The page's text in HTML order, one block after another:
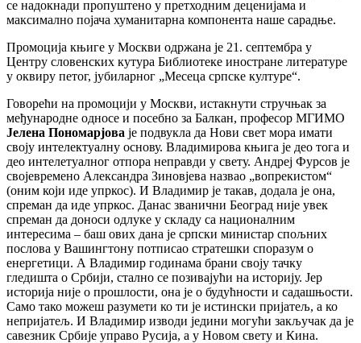
се надокнади пропуштено у претходним деценијама и
максимално појача хуманитарна компонента наше сарадње.
Промоција књиге у Москви одржана је 21. септембра у
Центру словенских кутура Библиотеке иностране литературе
у оквиру петог, јубиларног „Месеца српске културе“.
Говорећи на промоцији у Москви, истакнути стручњак за
међународне односе и посебно за Балкан, професор МГИМО
Јелена Пономарјова је подвукла да Нови свет мора имати
своју интелектуалну основу. Владимирова књига је део тога и
део интелетуалног отпора неправди у свету. Андреј Фурсов је
својевремено Александра Зиновјева назвао „вопрекистом“
(оним који иде упркос). И Владимир је такав, додала је она,
спреман да иде упркос. Данас званични Београд није увек
спреман да доноси одлуке у складу са националним
интересима – баш ових дана је српски министар спољних
послова у Вашингтону потписао стратешки споразум о
енергетици. А Владимир годинама брани своју тачку
гледишта о Србији, стално се позивајући на историју. Јер
историја није о прошлости, она је о будућности и садашњости.
Само тако можеш разумети ко ти је истински пријатељ, а ко
непријатељ. И Владимир изводи једини могући закључак да је
савезник Србије управо Русија, а у Новом свету и Кина.